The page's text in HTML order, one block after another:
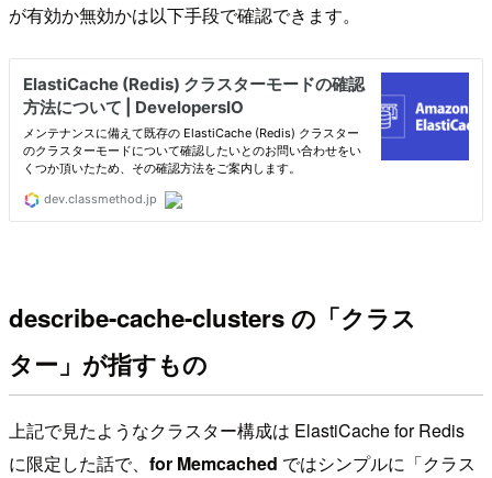
が有効か無効かは以下手段で確認できます。
describe-cache-clusters の「クラス
ター」が指すもの
上記で見たようなクラスター構成は ElastiCache for Redis
に限定した話で、 for Memcached ではシンプルに「クラス